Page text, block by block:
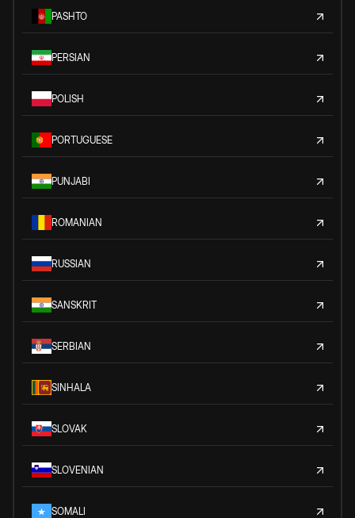
PASHTO
PERSIAN
POLISH
PORTUGUESE
PUNJABI
ROMANIAN
RUSSIAN
SANSKRIT
SERBIAN
SINHALA
SLOVAK
SLOVENIAN
SOMALI